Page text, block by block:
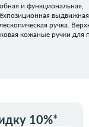
и функциональная,
выдвижная
ручка.
кожаные ручки для
10%*